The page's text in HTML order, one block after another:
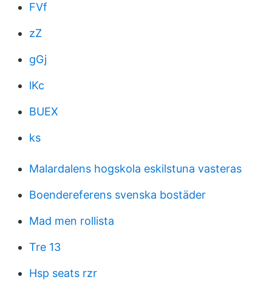
FVf
zZ
gGj
lKc
BUEX
ks
Malardalens hogskola eskilstuna vasteras
Boendereferens svenska bostäder
Mad men rollista
Tre 13
Hsp seats rzr